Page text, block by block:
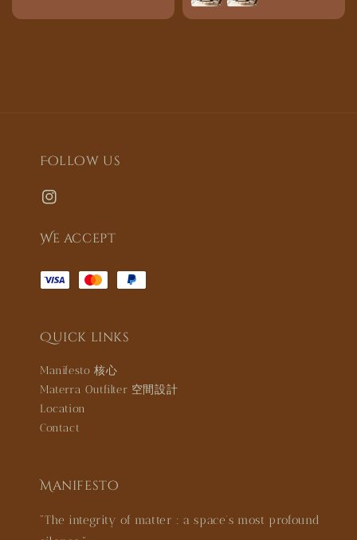
Follow us
We accept
Quick links
Manifesto 核心
Materra Outfilter 空間設計
Location
Contact
Manifesto
"The integrity of matter : a space’s most profound